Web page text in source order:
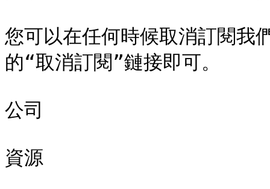
您可以在任何時候取消訂閱我
的“取消訂閱”鏈接即可。
公司
資源